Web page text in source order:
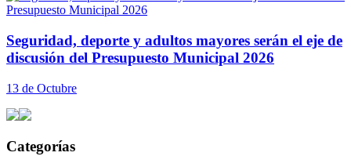
Seguridad, deporte y adultos mayores serán el eje de
discusión del Presupuesto Municipal 2026
13 de Octubre
Categorías